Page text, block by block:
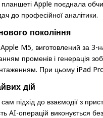
Apple поєднала
до професійної аналітики.
покоління
M5, виготовлений за 3-
променів і генерація
При цьому iPad
дій
підхід до взаємодії з
AI-операцій виконується